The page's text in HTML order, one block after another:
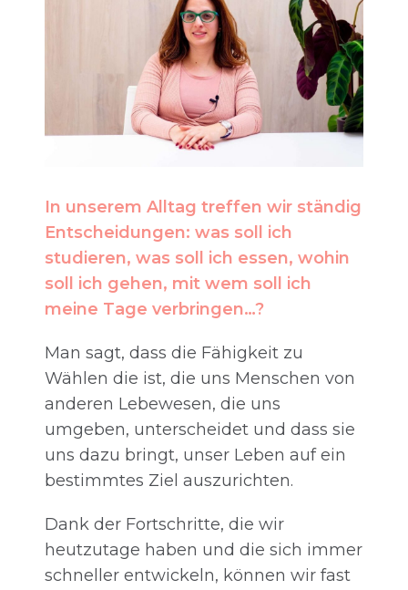
In unserem Alltag treffen wir ständig
Entscheidungen: was soll ich
studieren, was soll ich essen, wohin
soll ich gehen, mit wem soll ich
meine Tage verbringen…?
Man sagt, dass die Fähigkeit zu
Wählen die ist, die uns Menschen von
anderen Lebewesen, die uns
umgeben, unterscheidet und dass sie
uns dazu bringt, unser Leben auf ein
bestimmtes Ziel auszurichten.
Dank der Fortschritte, die wir
heutzutage haben und die sich immer
schneller entwickeln, können wir fast